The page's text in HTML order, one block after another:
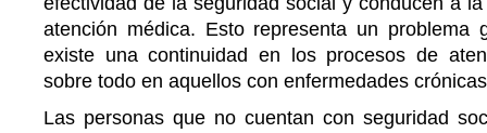
atención médica. Esto representa un problema
existe una continuidad en los procesos de
sobre todo en aquellos con enfermedades
Las personas que no cuentan con seguridad